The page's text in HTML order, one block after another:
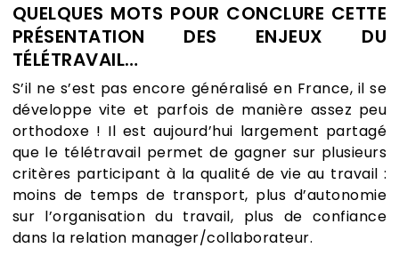
QUELQUES MOTS POUR CONCLURE CETTE
PRÉSENTATION DES ENJEUX DU
TÉLÉTRAVAIL…
S’il ne s’est pas encore généralisé en France, il se
développe vite et parfois de manière assez peu
orthodoxe ! Il est aujourd’hui largement partagé
que le télétravail permet de gagner sur plusieurs
critères participant à la qualité de vie au travail :
moins de temps de transport, plus d’autonomie
sur l’organisation du travail, plus de confiance
dans la relation manager/collaborateur.